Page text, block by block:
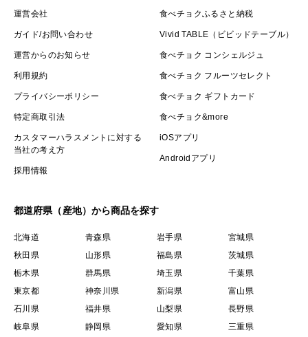
運営会社
ガイド/お問い合わせ
運営からのお知らせ
利用規約
プライバシーポリシー
特定商取引法
カスタマーハラスメントに対する
当社の考え方
採用情報
食べチョクふるさと納税
Vivid TABLE（ビビッドテーブル）
食べチョク コンシェルジュ
食べチョク フルーツセレクト
食べチョク ギフトカード
食べチョク&more
iOSアプリ
Androidアプリ
都道府県（産地）から商品を探す
北海道 青森県 岩手県
宮城県
秋田県
山形県 福島県
茨城県
栃木県
群馬県 埼玉県
千葉県
東京都
神奈川県 新潟県
富山県
石川県
福井県 山梨県
長野県
岐阜県
静岡県 愛知県 三重県